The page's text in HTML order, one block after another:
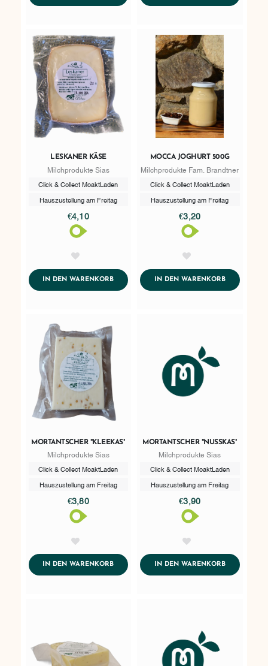
LESKANER KÄSE
Milchprodukte Sias
Click & Collect MoaktLaden
Hauszustellung am Freitag
€4,10
IN DEN WARENKORBADDTOCART
MOCCA JOGHURT 500G
Milchprodukte Fam. Brandtner
Click & Collect MoaktLaden
Hauszustellung am Freitag
€3,20
IN DEN WARENKORBADDTOCART
MORTANTSCHER "KLEEKAS"
Milchprodukte Sias
Click & Collect MoaktLaden
Hauszustellung am Freitag
€3,80
IN DEN WARENKORBADDTOCART
MORTANTSCHER "NUSSKAS"
Milchprodukte Sias
Click & Collect MoaktLaden
Hauszustellung am Freitag
€3,90
IN DEN WARENKORBADDTOCART